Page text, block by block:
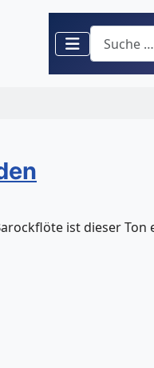
Suchen
ist dieser